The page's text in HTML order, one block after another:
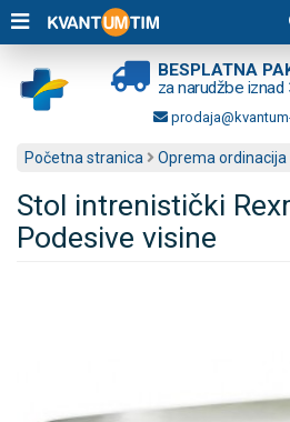
BESPLATNA
za narudžbe iznad
Početna stranica Oprema ordinacija
Stol intrenistički
Podesive visine